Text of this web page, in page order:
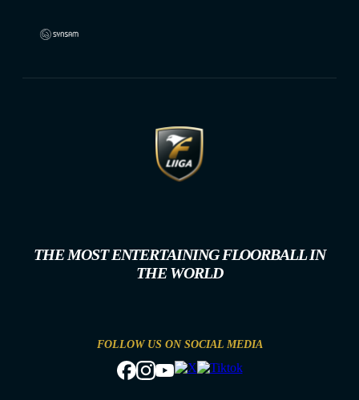
THE MOST ENTERTAINING FLOORBALL IN
THE WORLD
FOLLOW US ON SOCIAL MEDIA